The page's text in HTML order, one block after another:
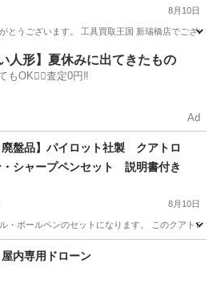
8月10日
とうございます。 工具買取王国 新瑞橋店でござ
人形】夏休みに出てきたもの
もOK🙆‍♀️査定0円‼️
Ad
廃盤品】パイロット社製 クアトロ
・シャープペンセット 説明書付き
8月10日
・ボールペンのセットになります。 このクアト
その他
内専用ドローン